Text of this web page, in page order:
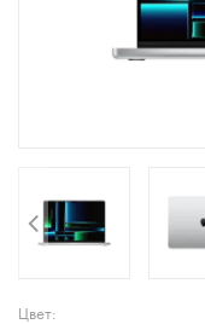
Цвет: